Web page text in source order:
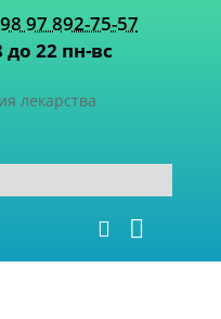
97 892-75-57
до 22 пн-вс
лекарства